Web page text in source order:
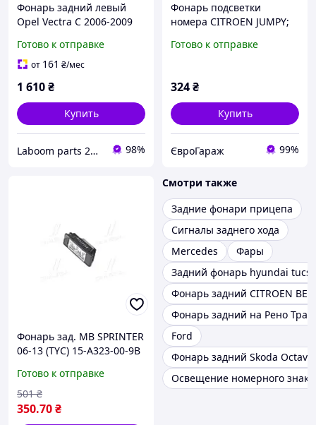
Фонарь задний левый
Opel Vectra C 2006-2009
(TYC) (FP 5202 F3-T) (11-
A318-B1-2B)
Готово к отправке
от 161 ₴/мес
1 610₴
Купить
Laboom parts 24/7 98%
Фонарь подсветки
номера CITROEN JUMPY;
SPRINTER; VW Crafter
Готово к отправке
324₴
Купить
ЄвроГараж 99%
Фонарь зад. MB SPRINTER
06-13 (TYC) 15-A323-00-9B
Готово к отправке
350.70₴
501 ₴
Смотри также
Задние фонари прицепа
Сигналы заднего хода
Mercedes
Фары
Задний фонарь hyundai
Фонарь задний CITROEN
Фонарь задний на Рено
Ford
Фонарь задний Skoda Octavia
Освещение номерного